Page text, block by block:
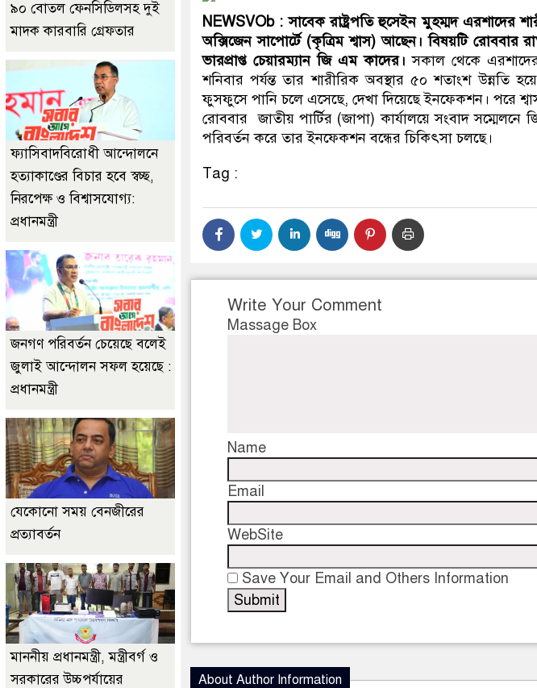
NEWSVOb : সাবেক রাষ্ট্রপতি হুসেইন মুহম্মদ এরশাদের
অক্সিজেন সাপোর্টে (কৃত্রিম শ্বাস) আছেন। বিষয়টি রোববার
ভারপ্রাপ্ত চেয়ারম্যান জি এম কাদের।সকাল থেকে
শনিবার পর্যন্ত তার শারীরিক অবস্থার ৫০ শতাংশ উন্নতি
ফুসফুসে পানি চলে এসেছে, দেখা দিয়েছে ইনফেকশন। পরে
রোববার জাতীয় পার্টির (জাপা) কার্যালয়ে সংবাদ
পরিবর্তন করে তার ইনফেকশন বন্ধের চিকিৎসা চলছে।
Tag :
Write Your Comment
Massage Box
Name
Email
WebSite
Save Your Email and Others Information
About Author Information
৯০ বোতল ফেনসিডিলসহ দুই
মাদক কারবারি গ্রেফতার
ফ্যাসিবাদবিরোধী আন্দোলনে
হত্যাকাণ্ডের বিচার হবে স্বচ্ছ,
নিরপেক্ষ ও বিশ্বাসযোগ্য:
প্রধানমন্ত্রী
জনগণ পরিবর্তন চেয়েছে বলেই
জুলাই আন্দোলন সফল হয়েছে :
প্রধানমন্ত্রী
যেকোনো সময় বেনজীরের
প্রত্যাবর্তন
মাননীয় প্রধানমন্ত্রী, মন্ত্রীবর্গ ও
সরকারের উচ্চপর্যায়ের